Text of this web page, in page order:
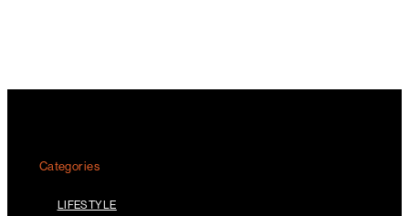
Categories
LIFESTYLE